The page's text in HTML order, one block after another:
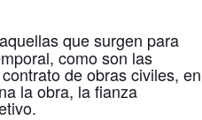
que surgen para
como son las
de obras civiles, en
la obra, la fianza